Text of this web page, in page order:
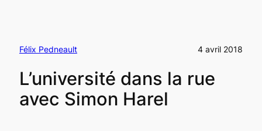
Félix Pedneault 4 avril 2018
L’université dans la rue
avec Simon Harel